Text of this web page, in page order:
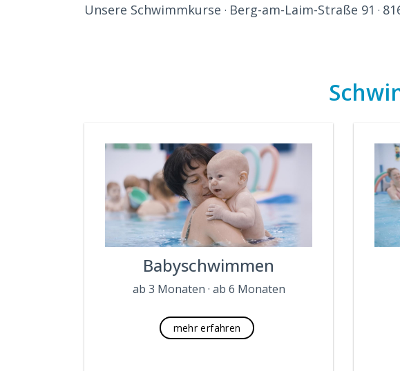
Unsere Schwimmkurse · Berg-am-Laim-Straße 91 ·
Babyschwimmen
ab 3 Monaten · ab 6 Monaten
mehr erfahren